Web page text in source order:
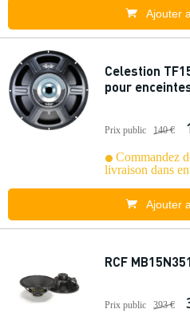
Ajouter
Celestion
pour
Prix public 140 €
Commandez
livraison dans
Ajouter
RCF
Prix public 393 €